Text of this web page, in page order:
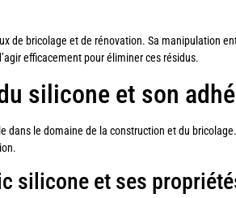
de bricolage et de rénovation. Sa manipulation
efficacement pour éliminer ces résidus.
silicone et son
dans le domaine de la construction et du
silicone et ses